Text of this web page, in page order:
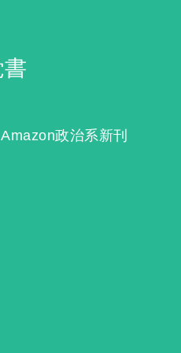
Amazon政治系新刊